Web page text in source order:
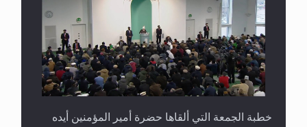
خطبة الجمعة التي ألقاها حضرة أمير المؤمنين أيده